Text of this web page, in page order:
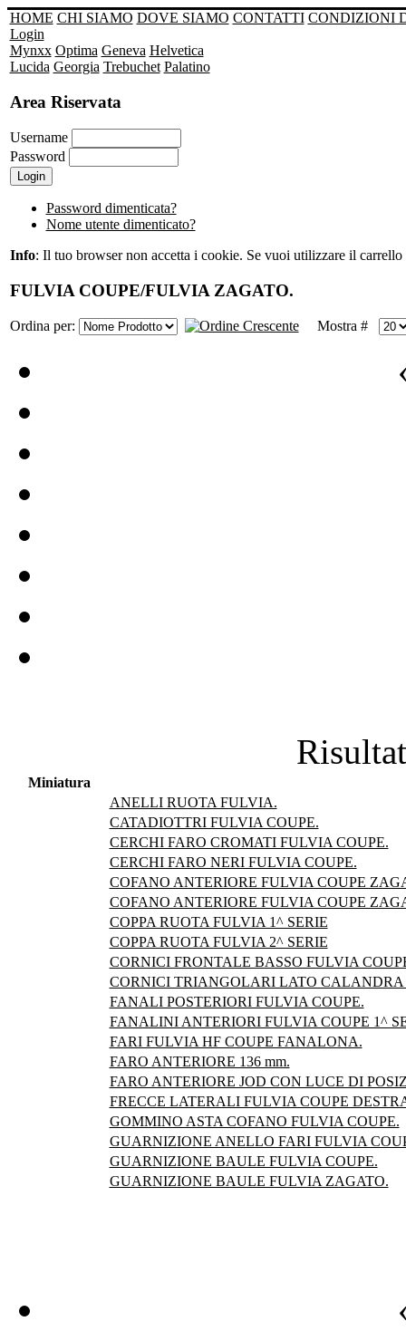
HOME CHI SIAMO DOVE SIAMO CONTATTI CONDIZIONI
Login
Mynxx Optima Geneva Helvetica
Lucida Georgia Trebuchet Palatino
Area Riservata
Username
Password
Password dimenticata?
Nome utente dimenticato?
Info: Il tuo browser non accetta i cookie. Se vuoi utilizzare il
FULVIA COUPE/FULVIA ZAGATO.
Ordina per: Mostra #
Miniatura
ANELLI RUOTA FULVIA.
CATADIOTTRI FULVIA COUPE.
CERCHI FARO CROMATI FULVIA COUPE.
CERCHI FARO NERI FULVIA COUPE.
COFANO ANTERIORE FULVIA COUPE
COFANO ANTERIORE FULVIA COUPE
COPPA RUOTA FULVIA 1^ SERIE
COPPA RUOTA FULVIA 2^ SERIE
CORNICI FRONTALE BASSO FULVIA
CORNICI TRIANGOLARI LATO CALANDRA
FANALI POSTERIORI FULVIA COUPE.
FANALINI ANTERIORI FULVIA COUPE 1^
FARI FULVIA HF COUPE FANALONA.
FARO ANTERIORE 136 mm.
FARO ANTERIORE JOD CON LUCE DI
FRECCE LATERALI FULVIA COUPE
GOMMINO ASTA COFANO FULVIA COUPE.
GUARNIZIONE ANELLO FARI FULVIA
GUARNIZIONE BAULE FULVIA COUPE.
GUARNIZIONE BAULE FULVIA ZAGATO.